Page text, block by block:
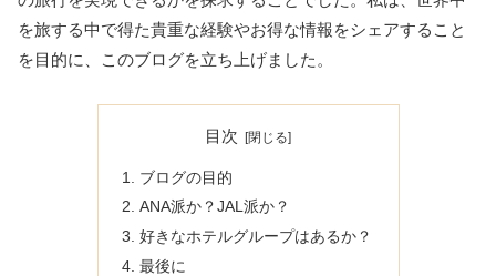
を旅する中で得た貴重な経験やお得な情報をシェアすること
を目的に、このブログを立ち上げました。
目次
ブログの目的
ANA派か？JAL派か？
好きなホテルグループはあるか？
最後に